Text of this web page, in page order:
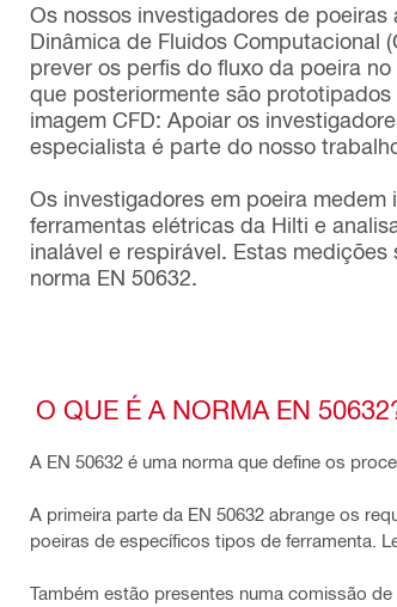
Os nossos investigadores de
Dinâmica de Fluidos Computacional
prever os perfis do fluxo da poeira
que posteriormente são
imagem CFD: Apoiar os
especialista é parte do nosso
Os investigadores em poeira
ferramentas elétricas da Hilti e
inalável e respirável. Estas
norma EN 50632.
O QUE É A NORMA EN
A EN 50632 é uma norma que define os
A primeira parte da EN 50632 abrange os
poeiras de específicos tipos de ferramenta.
Também estão presentes numa comissão